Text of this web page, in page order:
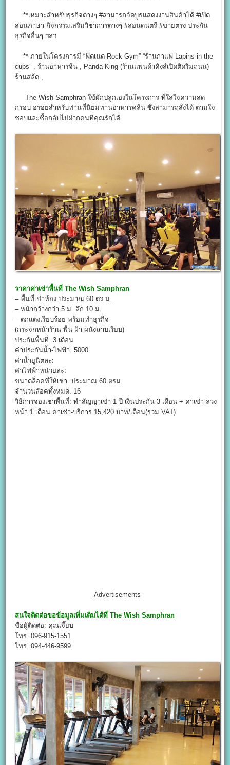
**เหมาะสำหรับธุรกิจต่างๆ #สามารถจัดบูธแสดงงานสินค้าได้ #เปิด
สอนภาษา กิจกรรมเสริมวิชาการต่างๆ #สอนดนตรี #ขายตรง ประกัน
ธุรกิจอื่นๆ ฯลฯ
** ภายในโครงการมี “ฟิตเนต Rock Gym” “ร้านกาแฟ Lapins in the
cups” , ร้านอาหารจีน , Panda King (ร้านแพนด้าคิงส์เปิดติดริมถนน)
ร้านสลัด ,
The Wish Samphran ใช้ผักปลูกเองในโครงการ ที่ใส่ใจความสด
กรอบ อร่อยสำหรับท่านที่นิยมทานอาหารคลีน ซึ่งสามารถสั่งได้ ตามใจ
ชอบและซื้อกลับไปฝากคนที่คุณรักได้
ราคาค่าเช่าพื้นที่ The Wish Samphran
– พื้นที่เช่าห้อง ประมาณ 60 ตร.ม.
– หน้ากว้างกว่า 5 ม. ลึก 10 ม.
– ตกแต่งเรียบร้อย พร้อมทำธุรกิจ
(กระจกหน้าร้าน พื้น ฝ้า ผนังฉาบเรียบ)
ประกันพื้นที่: 3 เดือน
ค่าประกันน้ำ-ไฟฟ้า: 5000
ค่าน้ำยูนิตละ:
ค่าไฟฟ้าหน่วยละ:
ขนาดล็อคที่ให้เช่า: ประมาณ 60 ตรม.
จำนวนล๊อคทั้งหมด: 16
วิธีการจองเช่าพื้นที่: ทำสัญญาเช่า 1 ปี เงินประกัน 3 เดือน + ค่าเช่า ล่วง
หน้า 1 เดือน ค่าเช่า-บริการ 15,420 บาท/เดือน(รวม VAT)
Advertisements
สนใจติดต่อขอข้อมูลเพิ่มเติมได้ที่ The Wish Samphran
ชื่อผู้ติดต่อ: คุณเจี๊ยบ
โทร: 096-915-1551
โทร: 094-446-9599